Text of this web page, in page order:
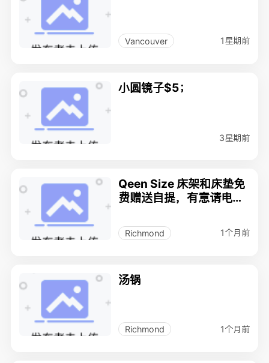
Vancouver 1星期前
小圆镜子$5；
3星期前
Qeen Size 床架和床垫免
费赠送自提，有意请电：
Richmond 1个月前
汤锅
Richmond 1个月前